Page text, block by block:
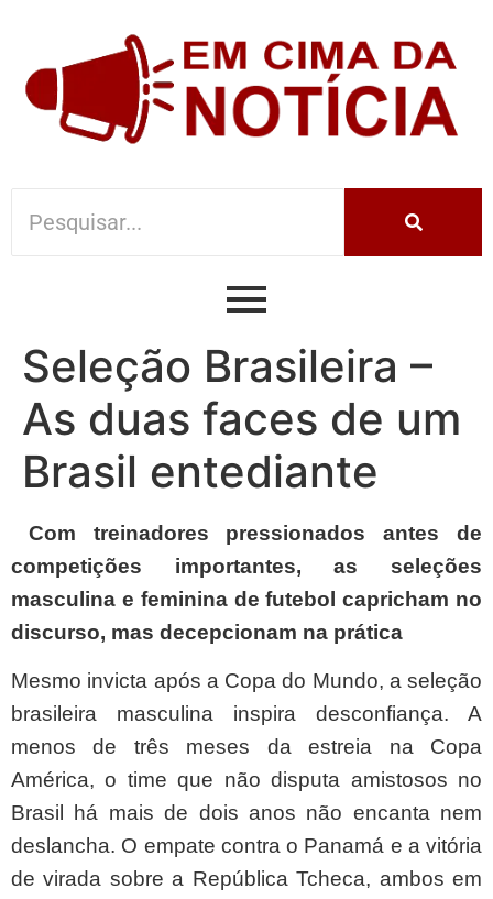
Seleção Brasileira –
As duas faces de um
Brasil entediante
Com treinadores pressionados antes de
competições importantes, as seleções
masculina e feminina de futebol capricham no
discurso, mas decepcionam na prática
Mesmo invicta após a Copa do Mundo, a seleção
brasileira masculina inspira desconfiança. A
menos de três meses da estreia na Copa
América, o time que não disputa amistosos no
Brasil há mais de dois anos não encanta nem
deslancha. O empate contra o Panamá e a vitória
de virada sobre a República Tcheca, ambos em